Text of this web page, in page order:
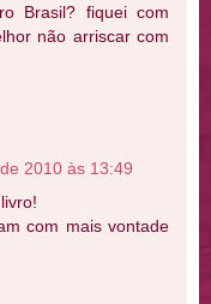
Brasil? fiquei com
não arriscar com
2010 às 13:49
com mais vontade